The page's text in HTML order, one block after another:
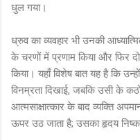
धुल गया।
ध्रुव का व्यवहार भी उनकी
के चरणों में प्रणाम किया और फिर
किया। यहाँ विशेष बात यह है कि
विनम्रता दिखाई, जबकि उसी के
आत्मसाक्षात्कार के बाद व्यक्ति
ऊपर उठ जाता है; उसका हृदय